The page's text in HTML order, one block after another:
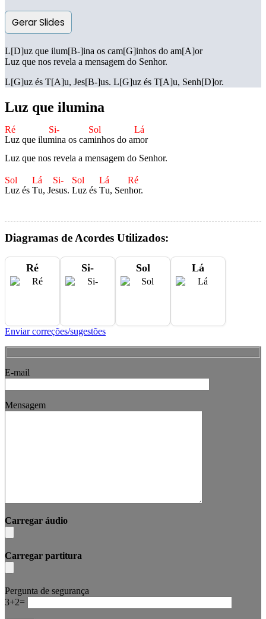
Gerar Slides
L[D]uz que ilum[B-]ina os cam[G]inhos do am[A]or
Luz que nos revela a mensagem do Senhor.
L[G]uz és T[A]u, Jes[B-]us. L[G]uz és T[A]u, Senh[D]or.
Luz que ilumina
L
Ré
uz que ilum
Si-
ina os cam
Sol
inhos do am
Lá
or
Luz que nos revela a mensagem do Senhor.
L
Sol
uz és T
Lá
u, Jes
Si-
us. L
Sol
uz és T
Lá
u, Senh
Ré
or.
Diagramas de Acordes Utilizados:
Ré Si- Sol Lá
Enviar correções/sugestões
E-mail
Mensagem
Carregar áudio
Carregar partitura
Pergunta de segurança
3+2=